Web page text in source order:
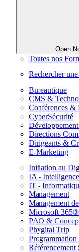
Open
Toutes nos
Rechercher
Bureautique
CMS &
Conférences &
CyberSécurité
Directions
Dirigeants &
E-Marketing
Initiation au
IA -
IT -
Management
Management
Microsoft 365®
PAO &
Phygital Trip
Programmation
Référencement